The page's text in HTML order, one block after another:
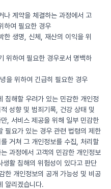
나 계약을 체결하는 과정에서 고
하여 필요한 경우
생명, 신체, 재산의 이익을 위
위하여 필요한 경우로서 명백하
을 위하여 긴급히 필요한 경우
침해할 우려가 있는 민감한 개인정
성향 및 범죄기록, 건강 상태 및
, 서비스 제공을 위해 일부 민감한
필요가 있는 경우 관련 법령의 제한
거쳐 그 개인정보를 수집, 처리할
과정에서 고객의 민감한 개인정보
활 침해의 위험성이 있다고 판단
한 개인정보의 공개 가능성 및 비공
알리겠습니다.